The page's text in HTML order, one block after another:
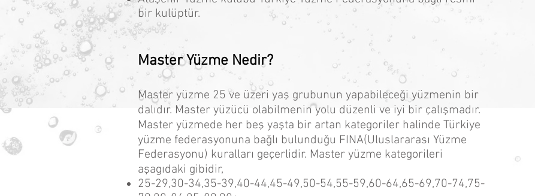
bir kulüptür.
Master Yüzme Nedir?
Master yüzme 25 ve üzeri yaş grubunun yapabileceği yüzmenin bir
dalıdır. Master yüzücü olabilmenin yolu düzenli ve iyi bir çalışmadır.
Master yüzmede her beş yaşta bir artan kategoriler halinde Türkiye
yüzme federasyonuna bağlı bulunduğu FINA(Uluslararası Yüzme
Federasyonu) kuralları geçerlidir. Master yüzme kategorileri
aşagıdaki gibidir,
25-29,30-34,35-39,40-44,45-49,50-54,55-59,60-64,65-69,70-74,75-